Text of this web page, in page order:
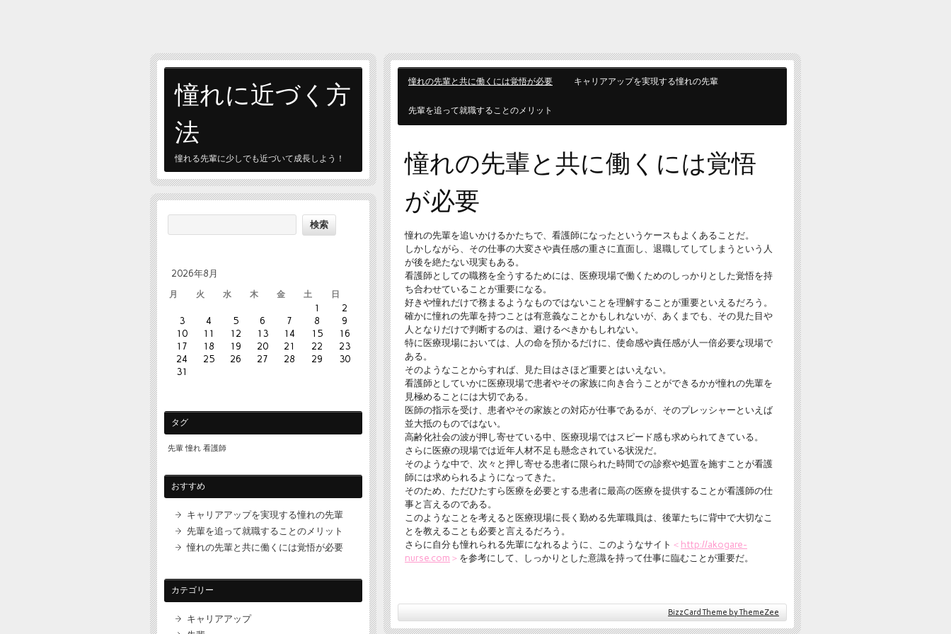
憧れの先輩と共に働くには覚悟が必要 キャリアアップを実現する憧れの先輩
先輩を追って就職することのメリット
憧れの先輩と共に働くには覚悟
が必要
憧れの先輩を追いかけるかたちで、看護師になったというケースもよくあることだ。
しかしながら、その仕事の大変さや責任感の重さに直面し、退職してしてしまうという人
が後を絶たない現実もある。
看護師としての職務を全うするためには、医療現場で働くためのしっかりとした覚悟を持
ち合わせていることが重要になる。
好きや憧れだけで務まるようなものではないことを理解することが重要といえるだろう。
確かに憧れの先輩を持つことは有意義なことかもしれないが、あくまでも、その見た目や
人となりだけで判断するのは、避けるべきかもしれない。
特に医療現場においては、人の命を預かるだけに、使命感や責任感が人一倍必要な現場で
ある。
そのようなことからすれば、見た目はさほど重要とはいえない。
看護師としていかに医療現場で患者やその家族に向き合うことができるかが憧れの先輩を
見極めることには大切である。
医師の指示を受け、患者やその家族との対応が仕事であるが、そのプレッシャーといえば
並大抵のものではない。
高齢化社会の波が押し寄せている中、医療現場ではスピード感も求められてきている。
さらに医療の現場では近年人材不足も懸念されている状況だ。
そのような中で、次々と押し寄せる患者に限られた時間での診察や処置を施すことが看護
師には求められるようになってきた。
そのため、ただひたすら医療を必要とする患者に最高の医療を提供することが看護師の仕
事と言えるのである。
このようなことを考えると医療現場に長く勤める先輩職員は、後輩たちに背中で大切なこ
とを教えることも必要と言えるだろう。
さらに自分も憧れられる先輩になれるように、このようなサイト ＜ http://akogare-
nurse.com ＞ を参考にして、しっかりとした意識を持って仕事に臨むことが重要だ。
BizzCard Theme by ThemeZee
憧れに近づく方
法
憧れる先輩に少しでも近づいて成長しよう！
2026年8月
月 火 水 木 金 土 日
1
2
3
4 5 6 7 8
9
10
11 12 13 14 15
16
17
18 19 20 21 22
23
24
25 26 27 28 29
30
31
タグ
先輩 憧れ 看護師
おすすめ
キャリアアップを実現する憧れの先輩
先輩を追って就職することのメリット
憧れの先輩と共に働くには覚悟が必要
カテゴリー
キャリアアップ